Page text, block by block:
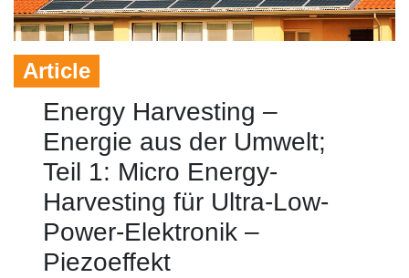
Article
Energy Harvesting –
Energie aus der Umwelt;
Teil 1: Micro Energy-
Harvesting für Ultra-Low-
Power-Elektronik –
Piezoeffekt